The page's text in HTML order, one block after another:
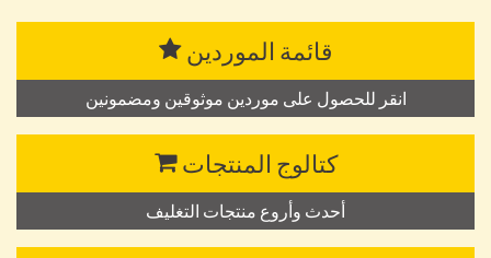
قائمة الموردين
انقر للحصول على موردين موثوقين ومضمونين
كتالوج المنتجات
أحدث وأروع منتجات التغليف